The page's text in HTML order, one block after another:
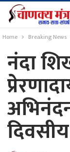
Home Breaking News
नंदा